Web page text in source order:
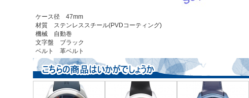
ケース径 47mm
材質 ステンレススチール(PVDコーティング)
機械 自動巻
文字盤 ブラック
ベルト 革ベルト